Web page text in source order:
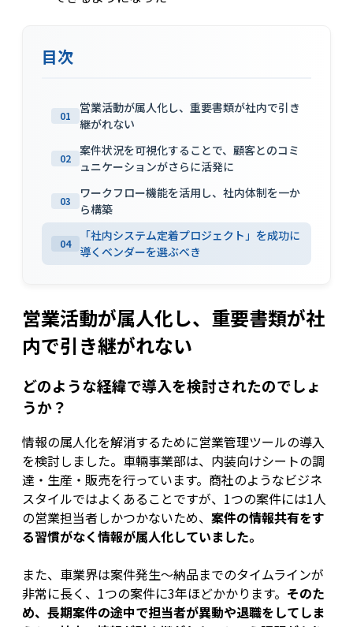
目次
01
営業活動が属人化し、重要書類が社内で引き
継がれない
02
案件状況を可視化することで、顧客とのコミ
ュニケーションがさらに活発に
03
ワークフロー機能を活用し、社内体制を一か
ら構築
04
「社内システム定着プロジェクト」を成功に
導くベンダーを選ぶべき
営業活動が属人化し、重要書類が社
内で引き継がれない
どのような経緯で導入を検討されたのでしょ
うか？
情報の属人化を解消するために営業管理ツールの導入
を検討しました。車輛事業部は、内装向けシートの調
達・生産・販売を行っています。商社のようなビジネ
スタイルではよくあることですが、1つの案件には1人
の営業担当者しかつかないため、 案件の情報共有をす
る習慣がなく情報が属人化していました。
また、車業界は案件発生〜納品までのタイムラインが
非常に長く、1つの案件に3年ほどかかります。 そのた
め、長期案件の途中で担当者が異動や退職をしてしま